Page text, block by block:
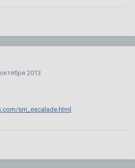
2013
sm_escalade.html